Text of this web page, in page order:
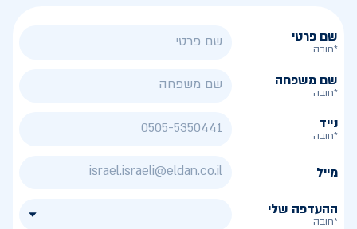
שם פרטי
*חובה
שם משפחה
*חובה
נייד
*חובה
מייל
ההעדפה שלי
*חובה